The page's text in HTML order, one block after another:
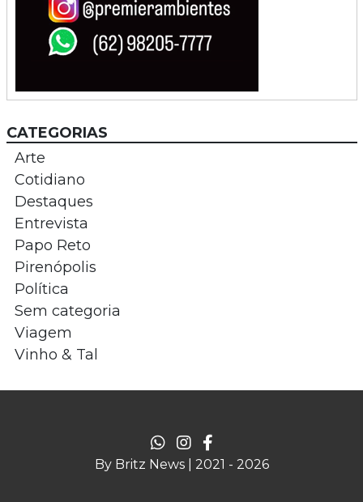
CATEGORIAS
Arte
Cotidiano
Destaques
Entrevista
Papo Reto
Pirenópolis
Política
Sem categoria
Viagem
Vinho & Tal
By Britz News | 2021 - 2026